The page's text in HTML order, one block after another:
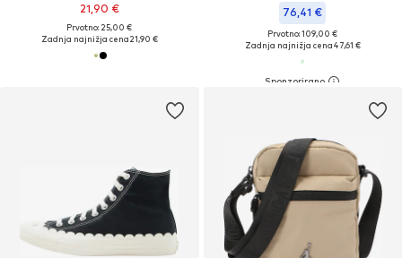
21,90 €
Prvotno: 25,00 €
Zadnja najnižja cena21,90 €
76,41 €
Prvotno: 109,00 €
Zadnja najnižja cena47,61 €